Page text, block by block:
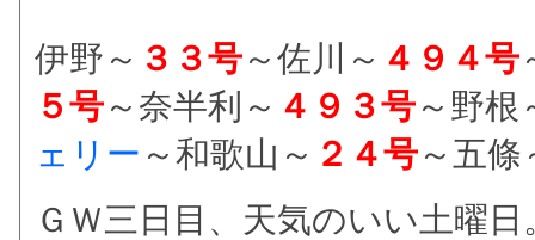
伊野～ ３３号～佐川～ ４９４号
５号～奈半利～ ４９３号～野根
ェリー ～和歌山～ ２４号～五條
ＧＷ三日目、天気のいい土曜日